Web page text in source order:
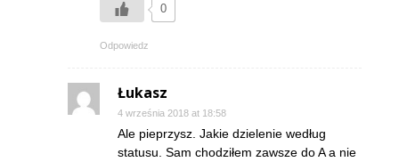
0
Odpowiedz
Łukasz
4 września 2018 at 18:58
Ale pieprzysz. Jakie dzielenie według
statusu. Sam chodziłem zawsze do A a nie